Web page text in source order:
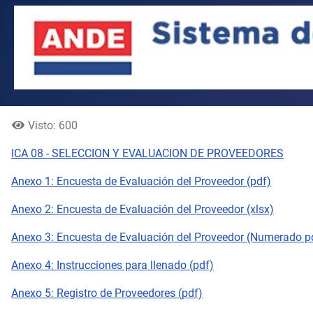
Visto: 600
ICA 08 - SELECCION Y EVALUACION DE PROVEEDORES
Anexo 1: Encuesta de Evaluación del Proveedor (pdf)
Anexo 2: Encuesta de Evaluación del Proveedor (xlsx)
Anexo 3: Encuesta de Evaluación del Proveedor (Numerado
Anexo 4: Instrucciones para llenado (pdf)
Anexo 5: Registro de Proveedores (pdf)